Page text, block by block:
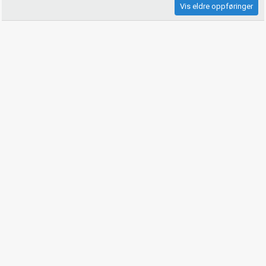
Vis eldre oppføringer